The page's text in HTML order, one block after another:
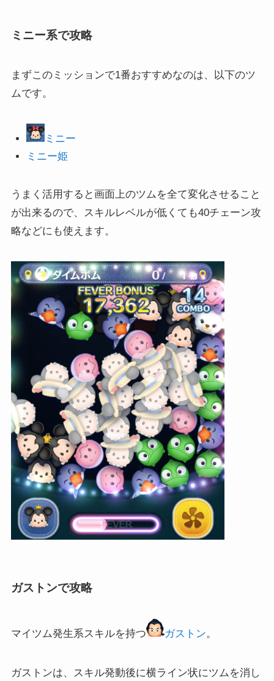
ミニー系で攻略
まずこのミッションで1番おすすめなのは、以下のツ
ムです。
ミニー
ミニー姫
うまく活用すると画面上のツムを全て変化させること
が出来るので、スキルレベルが低くても40チェーン攻
略などにも使えます。
ガストンで攻略
マイツム発生系スキルを持つ ガストン。
ガストンは、スキル発動後に横ライン状にツムを消し